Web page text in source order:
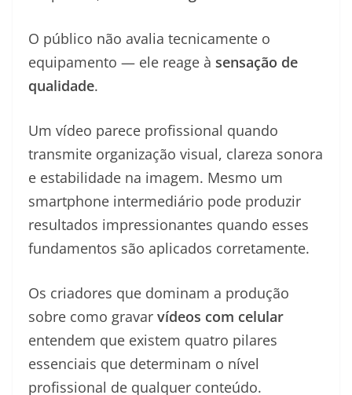
O público não avalia tecnicamente o
equipamento — ele reage à sensação de
qualidade.
Um vídeo parece profissional quando
transmite organização visual, clareza sonora
e estabilidade na imagem. Mesmo um
smartphone intermediário pode produzir
resultados impressionantes quando esses
fundamentos são aplicados corretamente.
Os criadores que dominam a produção
sobre como gravar vídeos com celular
entendem que existem quatro pilares
essenciais que determinam o nível
profissional de qualquer conteúdo.